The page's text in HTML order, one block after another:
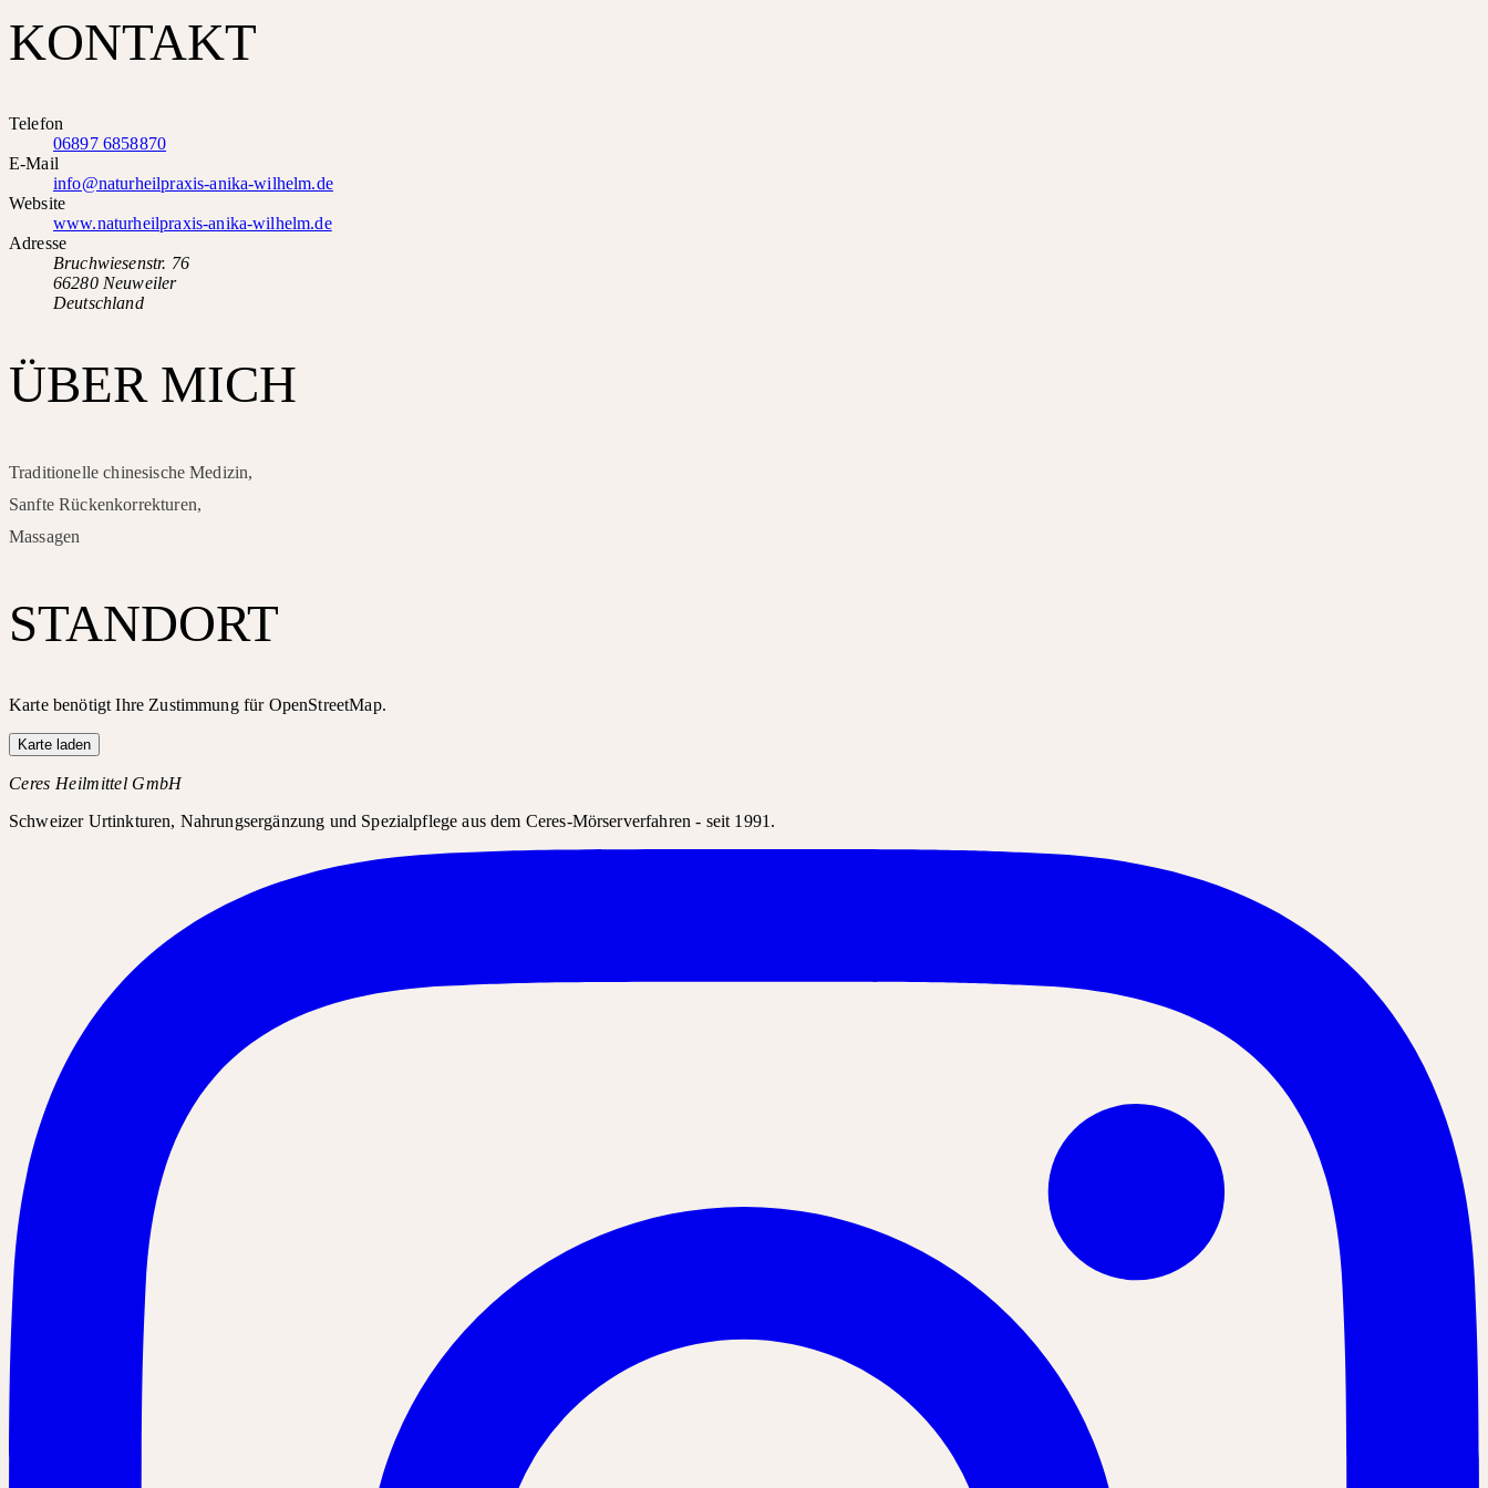
KONTAKT
Telefon
06897 6858870
E-Mail
info@naturheilpraxis-anika-wilhelm.de
Website
www.naturheilpraxis-anika-wilhelm.de
Adresse
Bruchwiesenstr. 76
66280 Neuweiler
Deutschland
ÜBER MICH
Traditionelle chinesische Medizin,
Sanfte Rückenkorrekturen,
Massagen
STANDORT
Karte benötigt Ihre Zustimmung für OpenStreetMap.
Karte laden
Ceres Heilmittel GmbH
Schweizer Urtinkturen, Nahrungsergänzung und Spezialpflege aus dem Ceres-Mörserverfahren - seit 1991.